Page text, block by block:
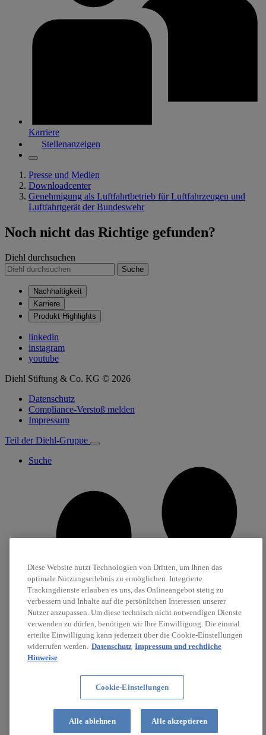
Karriere
Stellenanzeigen
Presse und Medien
Downloadcenter
Genehmigung als Luftfahrtbetrieb für Luftfahrzeugen und
Luftfahrtgerät der Bundeswehr
Noch nicht das Richtige gefunden?
Diehl durchsuchen
Suche
Nachhaltigkeit
Karriere
Produkt Highlights
linkedin
instagram
youtube
Diehl Stiftung & Co. KG © 2026
Datenschutz
Compliance-Verstoß melden
Impressum
Teil der Diehl-Gruppe
Suche
Stellenanzeigen
Diese Website nutzt Technologien von Dritten, um Ihnen das
optimale Nutzungserlebnis zu ermöglichen. Integrierte
Trackingdienste erlauben es uns, das Onlineangebot stetig zu
verbessern und Inhalte auf die persönlichen Interessen unserer
Nutzer anzupassen. Um diese technisch nicht notwendigen Dienste
verwenden zu dürfen, benötigen wir Ihre Einwilligung. Die einmal
erteilte Einwilligung kann jederzeit über die Cookie-Einstellungen
widerrufen werden. Datenschutz Impressum und rechtliche
Hinweise
Cookie-Einstellungen
Alle ablehnen Alle akzeptieren